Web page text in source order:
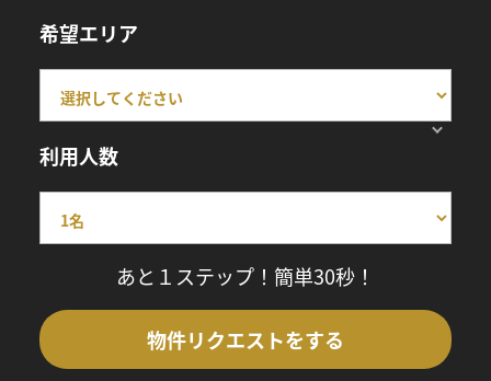
希望エリア
利用人数
あと１ステップ！簡単30秒！
物件リクエストをする